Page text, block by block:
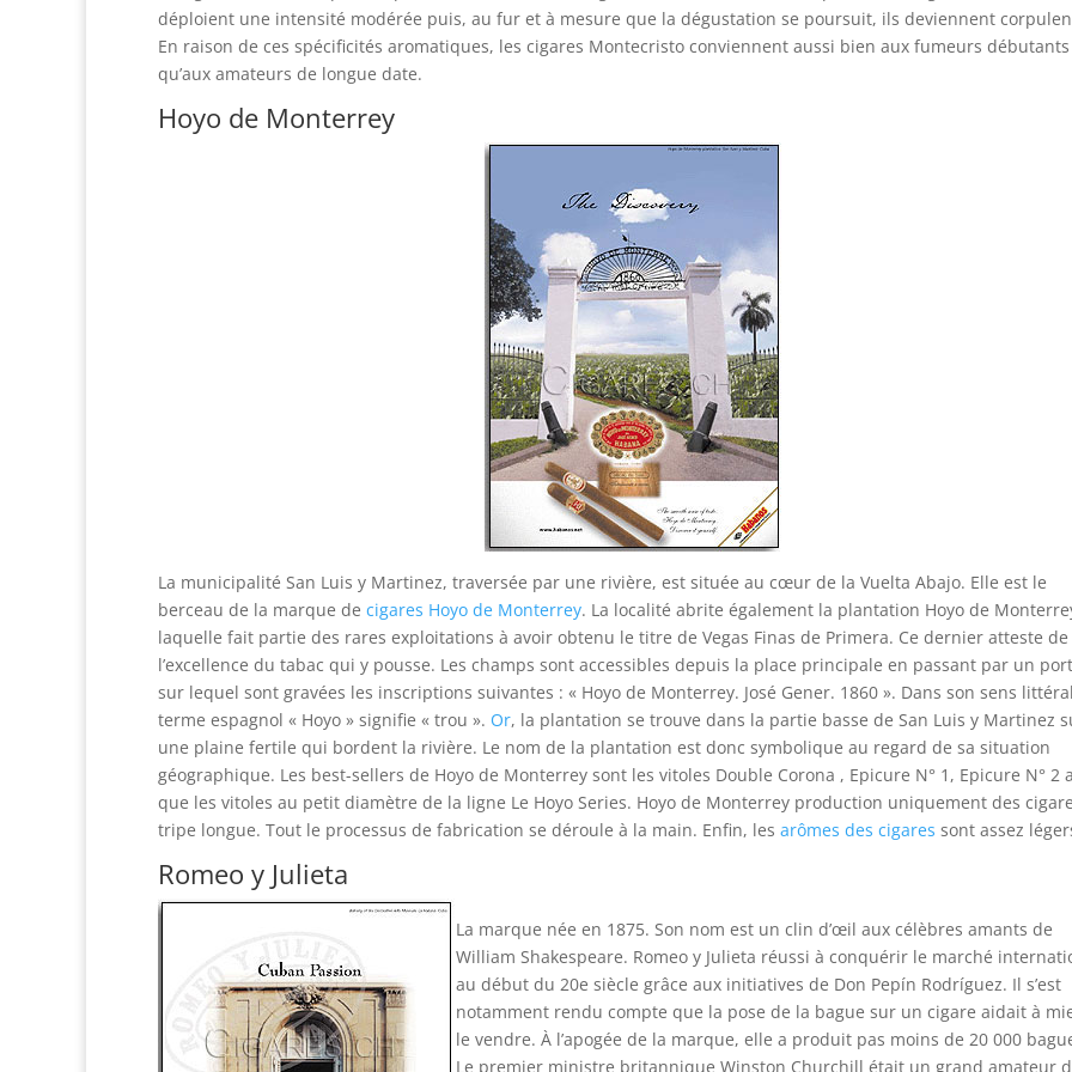
déploient une intensité modérée puis, au fur et à mesure que la dégustation se poursuit, ils deviennent
En raison de ces spécificités aromatiques, les cigares Montecristo conviennent aussi bien aux fumeurs débutants
qu’aux amateurs de longue date.
Hoyo de Monterrey
La municipalité San Luis y Martinez, traversée par une rivière, est située au cœur de la Vuelta Abajo. Elle est le
berceau de la marque de cigares Hoyo de Monterrey. La localité abrite également la plantation Hoyo de
laquelle fait partie des rares exploitations à avoir obtenu le titre de Vegas Finas de Primera. Ce dernier atteste de
l’excellence du tabac qui y pousse. Les champs sont accessibles depuis la place principale en passant par un
sur lequel sont gravées les inscriptions suivantes : « Hoyo de Monterrey. José Gener. 1860 ». Dans son sens
terme espagnol « Hoyo » signifie « trou ». Or, la plantation se trouve dans la partie basse de San Luis y Martinez
une plaine fertile qui bordent la rivière. Le nom de la plantation est donc symbolique au regard de sa situation
géographique. Les best-sellers de Hoyo de Monterrey sont les vitoles Double Corona , Epicure N° 1, Epicure N° 2
que les vitoles au petit diamètre de la ligne Le Hoyo Series. Hoyo de Monterrey production uniquement des
tripe longue. Tout le processus de fabrication se déroule à la main. Enfin, les arômes des cigares sont assez
Romeo y Julieta
La marque née en 1875. Son nom est un clin d’œil aux célèbres amants de
William Shakespeare. Romeo y Julieta réussi à conquérir le marché
au début du 20e siècle grâce aux initiatives de Don Pepín Rodríguez. Il s’est
notamment rendu compte que la pose de la bague sur un cigare aidait à
le vendre. À l’apogée de la marque, elle a produit pas moins de 20 000
Le premier ministre britannique Winston Churchill était un grand amateur